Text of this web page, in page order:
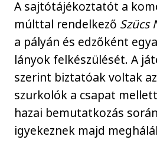
A sajtótájékoztatót a
múlttal rendelkező Szücs
a pályán és edzőként
lányok felkészülését. A
szerint biztatóak voltak
szurkolók a csapat
hazai bemutatkozás
igyekeznek majd